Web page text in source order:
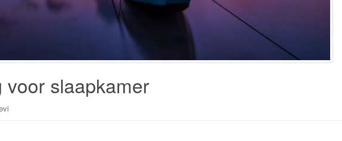
voor slaapkamer